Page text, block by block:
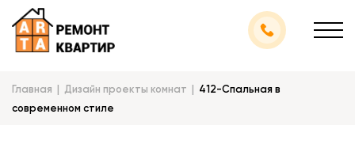
Главная Дизайн проекты комнат
412-Спальная в
современном стиле